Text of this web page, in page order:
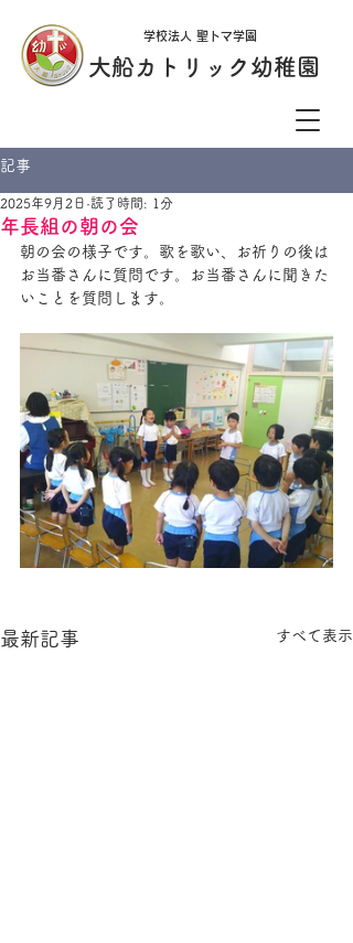
学校法人 聖トマ学園
大船カトリック幼稚園
記事
年長組の朝の会
2025年9月2日 読了時間: 1分
朝の会の様子です。歌を歌い、お祈りの後は
お当番さんに質問です。お当番さんに聞きた
いことを質問します。
最新記事 すべて表示